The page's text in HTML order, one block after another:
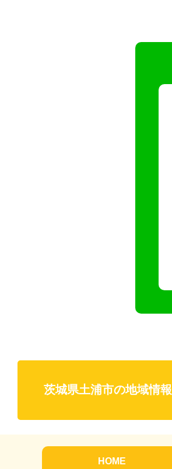
茨城県土浦市の地域情報
HOME